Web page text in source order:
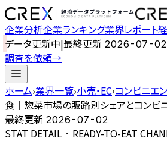
企業分析企業ランキング業界レポート
データ更新中|最終更新 2026-07-02
調査を依頼→
ホーム›業界一覧›小売・EC›コンビニエ
食｜惣菜市場の販路別シェアとコンビ
最終更新 2026-07-02
STAT DETAIL · READY-TO-EAT